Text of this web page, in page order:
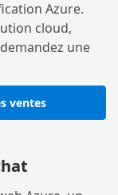
Azure.
cloud,
une
ventes